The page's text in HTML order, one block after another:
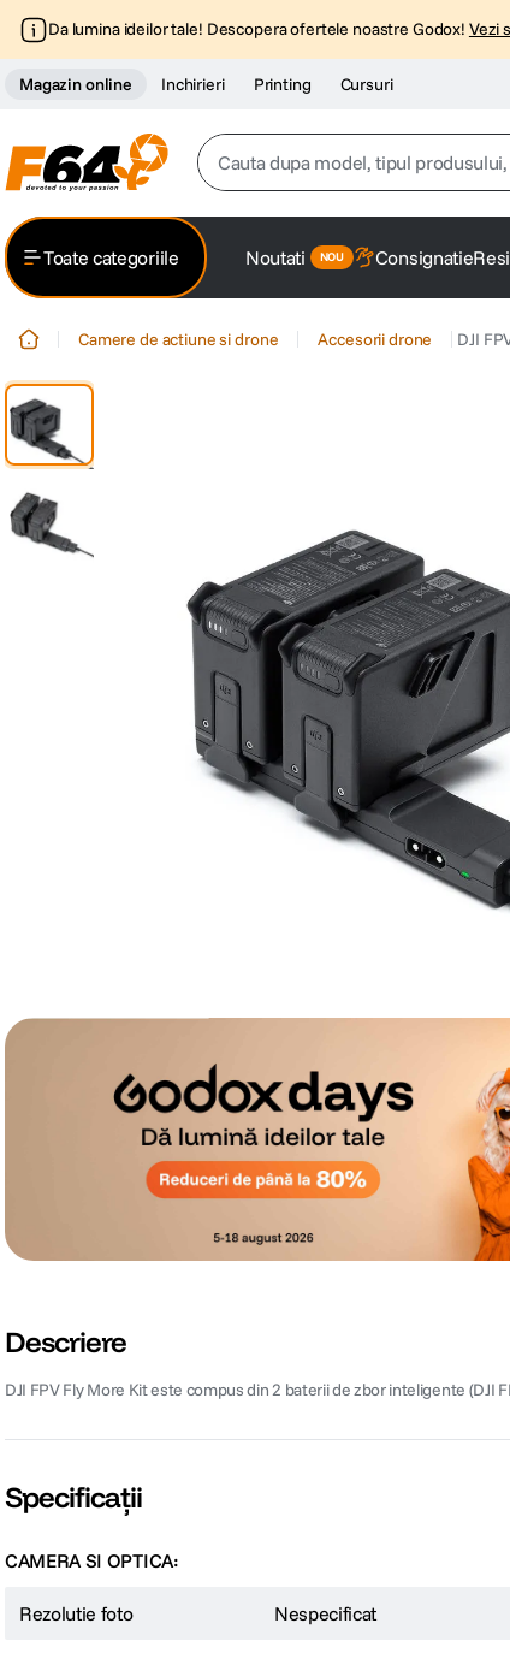
Da lumina ideilor tale! Descopera ofertele noastre Godox! Vezi
Magazin online Inchirieri Printing Cursuri
Cauta dupa model, tipul produsului,
2. trepied
6. lavaliera
7 sony fx
card memorie
9. dji mic mini
dji osmo
Toate categoriile Noutati Consignatie
Camere de actiune si drone Accesorii drone DJI
Descriere
DJI FPV Fly More Kit este compus din 2 baterii de zbor inteligente (DJI
Specificații
CAMERA SI OPTICA:
Rezolutie foto Nespecificat